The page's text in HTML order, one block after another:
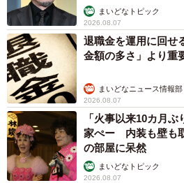
回収時に、不要なものは手放し、
ておいていただくのですが、依頼
を大切になさる方で、1部屋分くら
ままでした。しかし、引っ越し先
ができなかったようで、「やはり
ことで3回目の回収を行いました。
3回目にお会いした時には、依頼
大きく変化されていて驚きました
まいどなトピック
2026.08.07
退職金を運用に回せ
金額の多さ」より重
まいどなニュース情報部
2026.08.07
「火事以来10カ月
家ぺー 内装も壁も
の部屋に呆然
まいどなトピック
2026.08.07